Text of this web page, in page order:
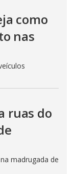
como
nas
ruas do
madrugada de